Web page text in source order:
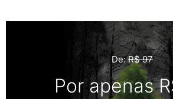
De:R$ 97
Por apenas